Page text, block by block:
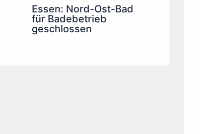
Essen: Nord-Ost-Bad
für Badebetrieb
geschlossen